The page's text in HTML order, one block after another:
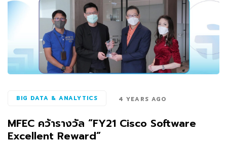
BIG DATA & ANALYTICS 4 YEARS AGO
MFEC คว้ารางวัล “FY21 Cisco Software
Excellent Reward”